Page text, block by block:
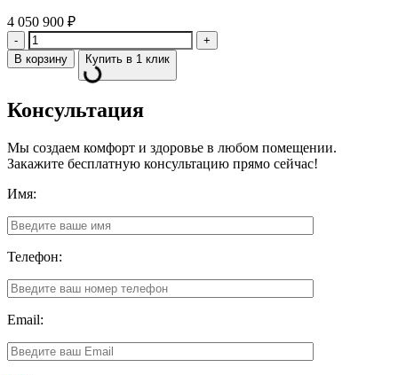
4 050 900 ₽
Количество
В корзину Купить в 1 клик
Консультация
Мы создаем комфорт и здоровье в любом помещении.
Закажите бесплатную консультацию прямо сейчас!
Имя:
Телефон:
Email: